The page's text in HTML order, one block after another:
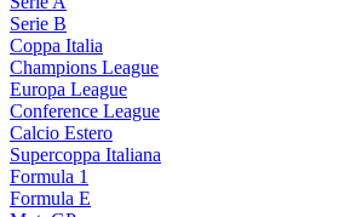
Serie B
Coppa Italia
Champions League
Europa League
Conference League
Calcio Estero
Supercoppa Italiana
Formula 1
Formula E